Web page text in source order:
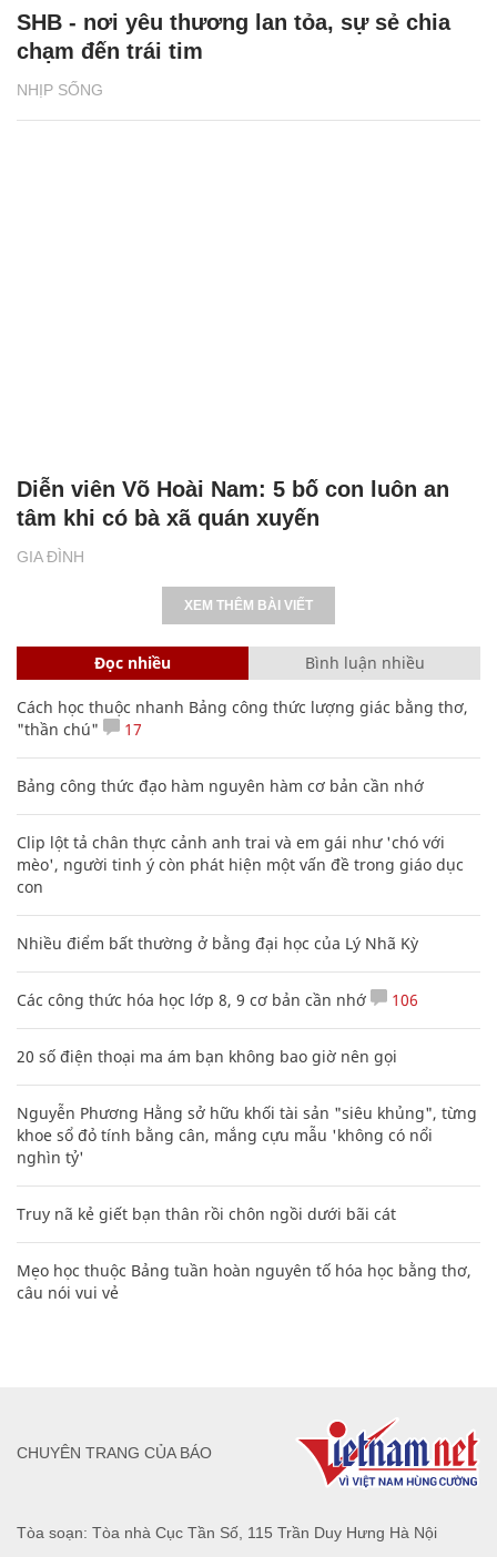
NHỊP SỐNG
SHB - nơi yêu thương lan tỏa, sự sẻ chia
chạm đến trái tim
GIA ĐÌNH
Diễn viên Võ Hoài Nam: 5 bố con luôn an
tâm khi có bà xã quán xuyến
XEM THÊM BÀI VIẾT
Đọc nhiều Bình luận nhiều
Cách học thuộc nhanh Bảng công thức lượng giác bằng thơ,
"thần chú"
17
Bảng công thức đạo hàm nguyên hàm cơ bản cần nhớ
Clip lột tả chân thực cảnh anh trai và em gái như 'chó với
mèo', người tinh ý còn phát hiện một vấn đề trong giáo dục
con
Nhiều điểm bất thường ở bằng đại học của Lý Nhã Kỳ
Các công thức hóa học lớp 8, 9 cơ bản cần nhớ 106
20 số điện thoại ma ám bạn không bao giờ nên gọi
Nguyễn Phương Hằng sở hữu khối tài sản "siêu khủng", từng
khoe sổ đỏ tính bằng cân, mắng cựu mẫu 'không có nổi
nghìn tỷ'
Truy nã kẻ giết bạn thân rồi chôn ngồi dưới bãi cát
Mẹo học thuộc Bảng tuần hoàn nguyên tố hóa học bằng thơ,
câu nói vui vẻ
Tòa soạn: Tòa nhà Cục Tần Số, 115 Trần Duy Hưng Hà Nội
CHUYÊN TRANG CỦA BÁO